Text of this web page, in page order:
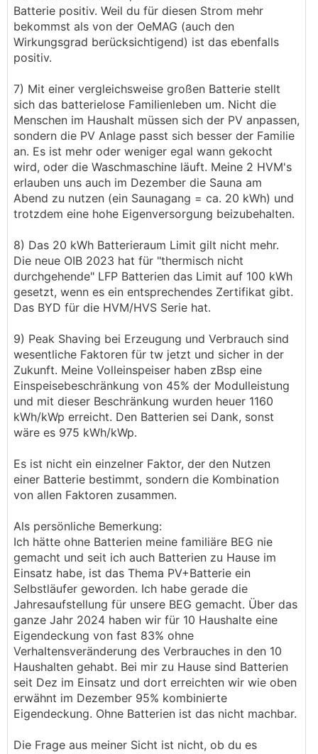
Batterie positiv. Weil du für diesen Strom mehr
bekommst als von der OeMAG (auch den
Wirkungsgrad berücksichtigend) ist das ebenfalls
positiv.
7) Mit einer vergleichsweise großen Batterie stellt
sich das batterielose Familienleben um. Nicht die
Menschen im Haushalt müssen sich der PV anpassen,
sondern die PV Anlage passt sich besser der Familie
an. Es ist mehr oder weniger egal wann gekocht
wird, oder die Waschmaschine läuft. Meine 2 HVM's
erlauben uns auch im Dezember die Sauna am
Abend zu nutzen (ein Saunagang = ca. 20 kWh) und
trotzdem eine hohe Eigenversorgung beizubehalten.
8) Das 20 kWh Batterieraum Limit gilt nicht mehr.
Die neue OIB 2023 hat für "thermisch nicht
durchgehende" LFP Batterien das Limit auf 100 kWh
gesetzt, wenn es ein entsprechendes Zertifikat gibt.
Das BYD für die HVM/HVS Serie hat.
9) Peak Shaving bei Erzeugung und Verbrauch sind
wesentliche Faktoren für tw jetzt und sicher in der
Zukunft. Meine Volleinspeiser haben zBsp eine
Einspeisebeschränkung von 45% der Modulleistung
und mit dieser Beschränkung wurden heuer 1160
kWh/kWp erreicht. Den Batterien sei Dank, sonst
wäre es 975 kWh/kWp.
Es ist nicht ein einzelner Faktor, der den Nutzen
einer Batterie bestimmt, sondern die Kombination
von allen Faktoren zusammen.
Als persönliche Bemerkung:
Ich hätte ohne Batterien meine familiäre BEG nie
gemacht und seit ich auch Batterien zu Hause im
Einsatz habe, ist das Thema PV+Batterie ein
Selbstläufer geworden. Ich habe gerade die
Jahresaufstellung für unsere BEG gemacht. Über das
ganze Jahr 2024 haben wir für 10 Haushalte eine
Eigendeckung von fast 83% ohne
Verhaltensveränderung des Verbrauches in den 10
Haushalten gehabt. Bei mir zu Hause sind Batterien
seit Dez im Einsatz und dort erreichten wir wie oben
erwähnt im Dezember 95% kombinierte
Eigendeckung. Ohne Batterien ist das nicht machbar.
Die Frage aus meiner Sicht ist nicht, ob du es